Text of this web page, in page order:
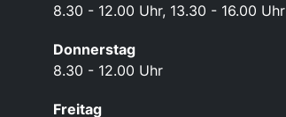
8.30 - 12.00 Uhr, 13.30 - 16.00 Uhr
Donnerstag
8.30 - 12.00 Uhr
Freitag